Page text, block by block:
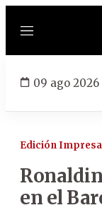
Menú
09 ago 2026
Edición Impresa
en el